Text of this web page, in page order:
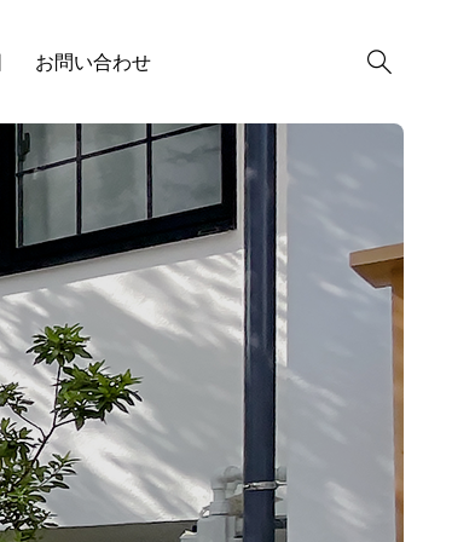
お問い合わせ